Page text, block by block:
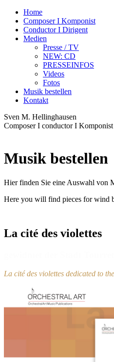
Home
Composer I Komponist
Conductor I Dirigent
Medien
Presse / TV
NEW: CD
PRESSEINFOS
Videos
Fotos
Musik bestellen
Kontakt
Sven M. Hellinghausen
Composer I conductor I
Musik bestellen
Hier finden Sie eine Auswahl von
Here you will find pieces for wind
La cité des violettes
La cité des violettes dedicated to